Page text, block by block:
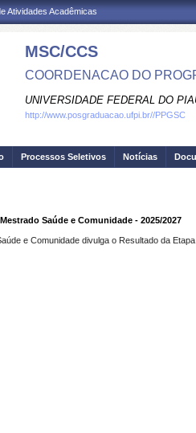
Atividades Acadêmicas
MSC/CCS
COORDENACAO DO
UNIVERSIDADE FEDERAL DO
http://www.posgraduacao.ufpi.br//PPGSC
Processos Seletivos Notícias
Saúde e Comunidade - 2025/2027
e Comunidade divulga o Resultado da